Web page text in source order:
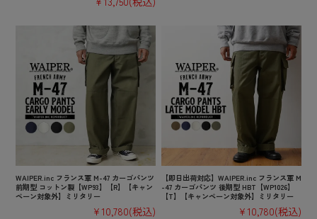
WAIPER.inc フランス軍 M-47 カーゴパンツ
前期型 コットン製【WP93】【R】【キャン
ペーン対象外】ミリタリー
¥10,780(税込)
【即日出荷対応】WAIPER.inc フランス軍 M
-47 カーゴパンツ 後期型 HBT【WP1026】
【T】【キャンペーン対象外】ミリタリー
¥10,780(税込)